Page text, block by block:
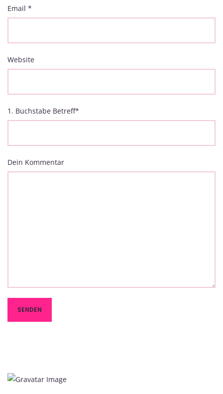
Email *
Website
1. Buchstabe Betreff*
Dein Kommentar